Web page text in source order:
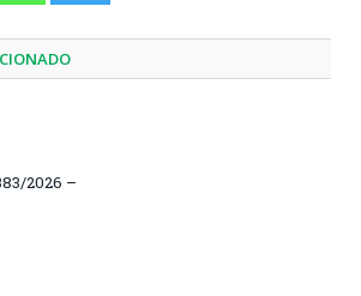
2026 –